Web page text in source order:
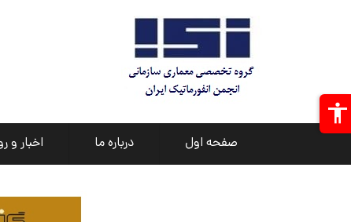
صفحه اول درباره ما اخبار و